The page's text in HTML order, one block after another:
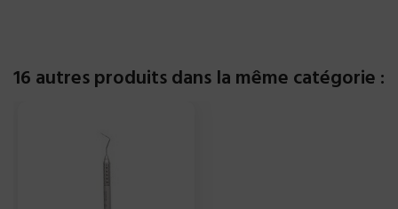
16 autres produits dans la même catégorie :